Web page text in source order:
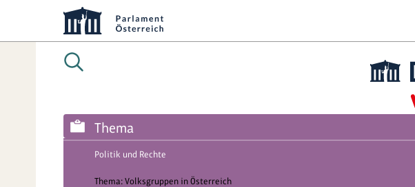
Thema
Politik und Rechte
Thema: Volksgruppen in Österreich